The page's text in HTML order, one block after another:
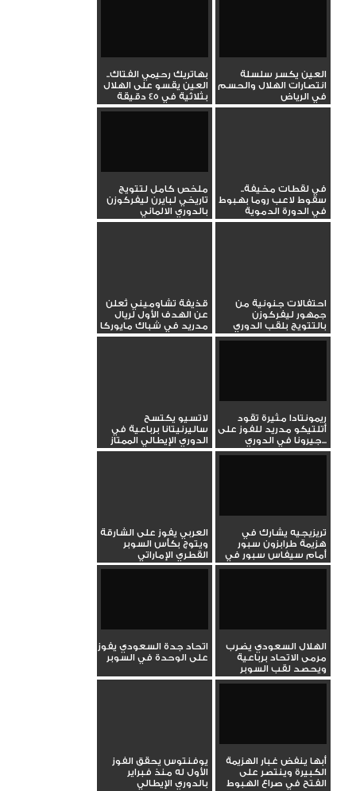
العين يكسر سلسلة
انتصارات الهلال والحسم
في الرياض
بهاتريك رحيمي الفتاك..
العين يقسو على الهلال
بثلاثية في 45 دقيقة
في لقطات مخيفة..
سقوط لاعب روما بهبوط
في الدورة الدموية
والغاء...
ملخص كامل لتتويج
تاريخي لبايرن ليفركوزن
بالدوري الالماني
احتفالات جنونية من
جمهور ليفركوزن
بالتتويج بلقب الدوري
الالماني
قذيفة تشاوميني تُعلن
عن الهدف الأول لريال
مدريد في شباك مايوركا
ريمونتادا مثيرة تقود
أتلتيكو مدريد للفوز على
جيرونا في الدوري...
لاتسيو يكتسح
ساليرنيتانا برباعية في
الدوري الإيطالي الممتاز
تريزيجيه يشارك في
هزيمة طرابزون سبور
أمام سيفاس سبور في
الدوري...
العربي يفوز على الشارقة
ويتوج بكأس السوبر
القطري الإماراتي
الهلال السعودي يضرب
مرمى الاتحاد برباعية
ويحصد لقب السوبر
اتحاد جدة السعودي يفوز
على الوحدة في السوبر
أبها ينفض غبار الهزيمة
الكبيرة وينتصر على
الفتح في صراع الهبوط
يوفنتوس يحقق الفوز
الأول له منذ فبراير
بالدوري الإيطالي